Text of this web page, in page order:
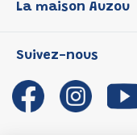
P'tit Loup
Les Influenceuses
Migali
Petite Taupe
La maison Auzou
Notre histoire
Auzou s'engage
Auteurs et
Suivez-nous